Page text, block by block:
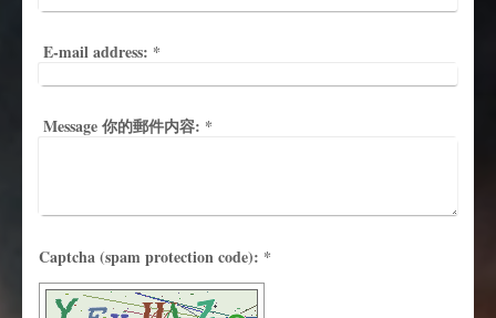
E-mail address: *
Message 你的郵件内容: *
Captcha (spam protection code): *